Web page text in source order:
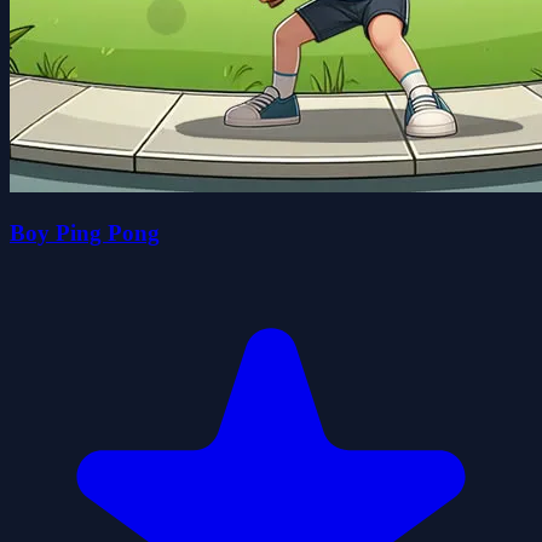
Boy Ping Pong